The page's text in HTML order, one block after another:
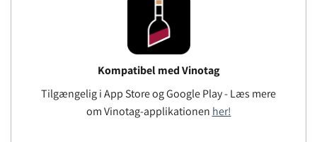
Kompatibel med Vinotag
Tilgængelig i App Store og Google Play - Læs mere
om Vinotag-applikationen her!